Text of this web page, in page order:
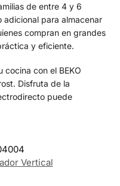
de entre 4 y 6
adicional para almacenar
compran en grandes
y eficiente.
cocina con el BEKO
Disfruta de la
puede
Vertical